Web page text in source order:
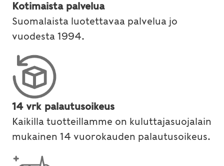
Kotimaista palvelua
Suomalaista luotettavaa palvelua jo
vuodesta 1994.
14 vrk palautusoikeus
Kaikilla tuotteillamme on kuluttajasuojalain
mukainen 14 vuorokauden palautusoikeus.